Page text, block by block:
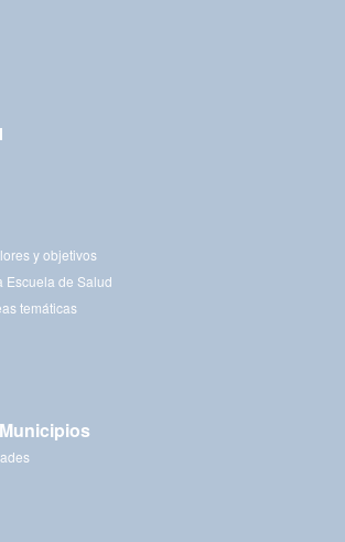
y objetivos
Escuela de Salud
temáticas